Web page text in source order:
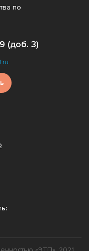
по
(доб. 3)